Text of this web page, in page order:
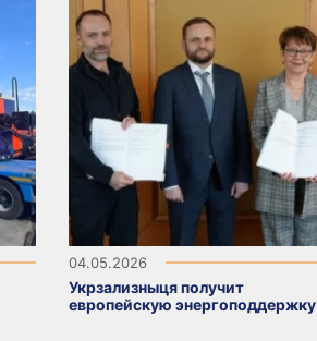
04.05.2026
Укрзализныця получит
европейскую энергоподдержку